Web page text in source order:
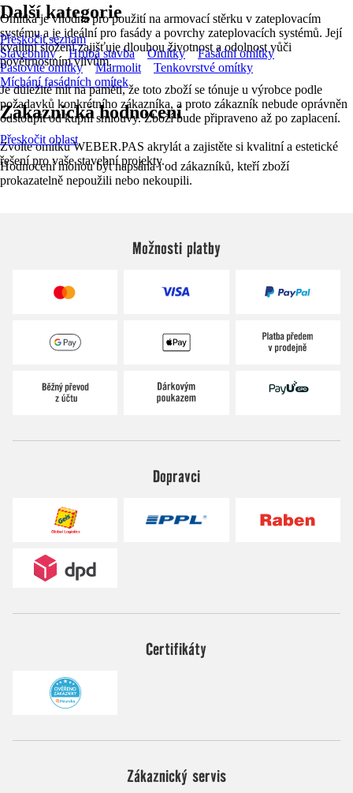
Omítka je vhodná pro použití na armovací stěrku v zateplovacím
systému a je ideální pro fasády a povrchy zateplovacích systémů. Její
kvalitní složení zajišťuje dlouhou životnost a odolnost vůči
povětrnostním vlivům.
Je důležité mít na paměti, že toto zboží se tónuje u výrobce podle
požadavků konkrétního zákazníka, a proto zákazník nebude oprávněn
odstoupit od kupní smlouvy. Zboží bude připraveno až po zaplacení.
Zvolte omítku WEBER.PAS akrylát a zajistěte si kvalitní a estetické
řešení pro vaše stavební projekty.
Další kategorie
Přeskočit seznam
Stavebniny
Hrubá stavba Omítky
Fasádní omítky
Pastovité omítky
Marmolit
Tenkovrstvé omítky
Míchání fasádních omítek
Zákaznická hodnocení
Přeskočit oblast
Hodnocení mohou být napsána i od zákazníků, kteří zboží
prokazatelně nepoužili nebo nekoupili.
Možnosti platby
Dopravci
Certifikáty
Zákaznický servis